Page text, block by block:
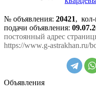
№ объявления: 20421, кол-
подачи объявления:
постоянный адрес
https://www.g-astrakhan.ru/
Объявления